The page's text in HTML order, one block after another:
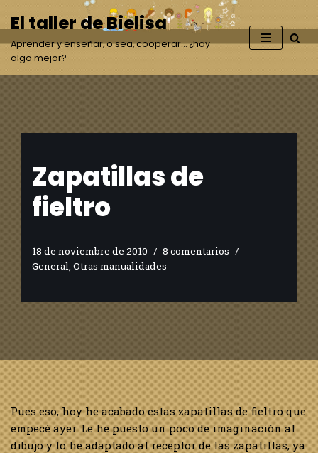
Saltar
al
contenido
El taller de Bielisa
Aprender y enseñar, o sea, cooperar… ¿hay
algo mejor?
Zapatillas de
fieltro
18 de noviembre de 2010
8 comentarios
General, Otras manualidades
Pues eso, hoy he acabado estas zapatillas de fieltro que
empecé ayer. Le he puesto un poco de imaginación al
dibujo y lo he adaptado al receptor de las zapatillas, ya